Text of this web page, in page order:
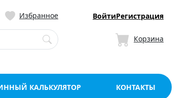
со склада в
Избранное ВойтиРегистрация
Корзина
КАЛЬКУЛЯТОР КОНТАКТЫ